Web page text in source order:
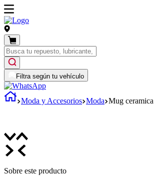
Filtra según tu vehículo
Moda y Accesorios Moda Mug
Sobre este producto